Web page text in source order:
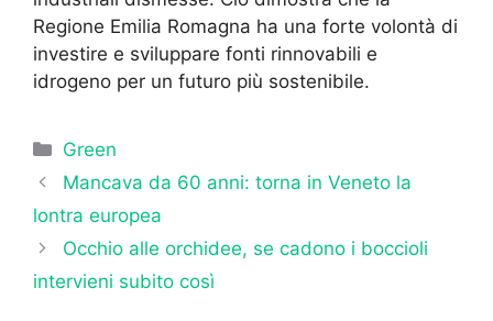
Regione Emilia Romagna ha una forte volontà di
investire e sviluppare fonti rinnovabili e
idrogeno per un futuro più sostenibile.
Categorie
Green
Mancava da 60 anni: torna in Veneto la
lontra europea
Occhio alle orchidee, se cadono i boccioli
intervieni subito così